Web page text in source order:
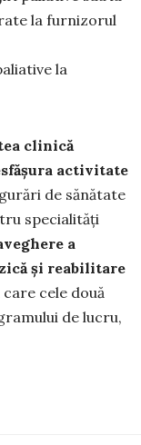
la furnizorul
la
clinică
activitate
de sănătate
specialități
a
și reabilitare
cele două
de lucru,